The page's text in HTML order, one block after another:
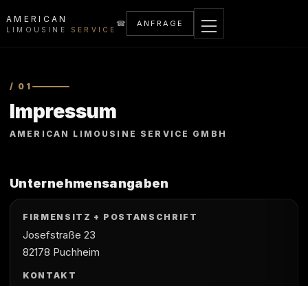
AMERICAN
LIMOUSINE SERVICE
☎ ANFRAGE
/ 01
Impressum
AMERICAN LIMOUSINE SERVICE GMBH
Unternehmensangaben
FIRMENSITZ + POSTANSCHRIFT
Josefstraße 23
82178 Puchheim
KONTAKT